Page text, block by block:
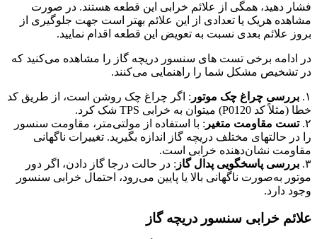
فشار دهید، همگی از علائم خرابی این قطعه هستند. در صورت
مشاهده هریک یا تعدادی از این علائم بهتر است جهت جلوگیری از
بروز علائم بعدی نسبت به تعویض این قطعه اقدام نمایید.
در ادامه برخی تست های سنسور دریچه گاز را مشاهده می‌کنید که
در تشخیص مشکل شما را راهنمایی می‌کنند.
۱. بررسی چراغ چک موتور : اگر چراغ چک روشن است، از طریق کد
خطا (مثلاً کد P0120) میتوان به خرابی TPS شک کرد.
۲. تست مقاومت متغیر : با استفاده از مولتی‌متر، مقاومت سنسور
را در حالتهای مختلف دریچه گاز اندازه بگیرید. تغییرات ناگهانی
مقاومت نشان‌دهنده خرابی است.
۳. بررسی پاسخگویی پدال گاز : در حالت درجا گاز دادن، اگر دور
موتور به‌صورت ناگهانی بالا یا پایین می‌رود، احتمال خرابی سنسور
وجود دارد.
علائم خرابی سنسور دریچه گاز